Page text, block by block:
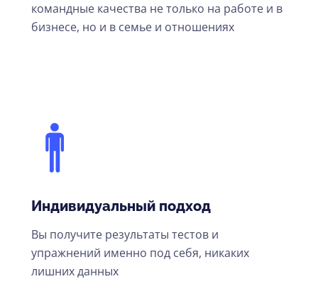
командные качества не только на работе и в
бизнесе, но и в семье и отношениях
Индивидуальный подход
Вы получите результаты тестов и
упражнений именно под себя, никаких
лишних данных